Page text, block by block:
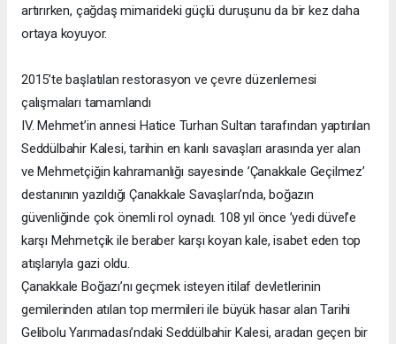
artırırken, çağdaş mimarideki güçlü duruşunu da bir kez daha
ortaya koyuyor.
2015’te başlatılan restorasyon ve çevre düzenlemesi
çalışmaları tamamlandı
IV. Mehmet’in annesi Hatice Turhan Sultan tarafından yaptırılan
Seddülbahir Kalesi, tarihin en kanlı savaşları arasında yer alan
ve Mehmetçiğin kahramanlığı sayesinde ’Çanakkale Geçilmez’
destanının yazıldığı Çanakkale Savaşları’nda, boğazın
güvenliğinde çok önemli rol oynadı. 108 yıl önce ’yedi düvel’e
karşı Mehmetçik ile beraber karşı koyan kale, isabet eden top
atışlarıyla gazi oldu.
Çanakkale Boğazı’nı geçmek isteyen itilaf devletlerinin
gemilerinden atılan top mermileri ile büyük hasar alan Tarihi
Gelibolu Yarımadası’ndaki Seddülbahir Kalesi, aradan geçen bir